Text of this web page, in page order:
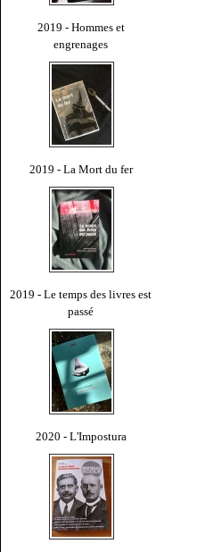
2019 - Hommes et
engrenages
2019 - La Mort du fer
2019 - Le temps des livres est
passé
2020 - L'Impostura